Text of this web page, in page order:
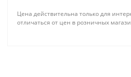
Цена действительна только для
отличаться от цен в розничных